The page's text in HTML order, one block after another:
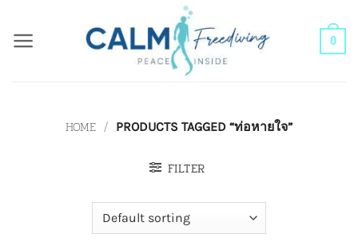
0
HOME / PRODUCTS TAGGED “ท่อหายใจ”
FILTER